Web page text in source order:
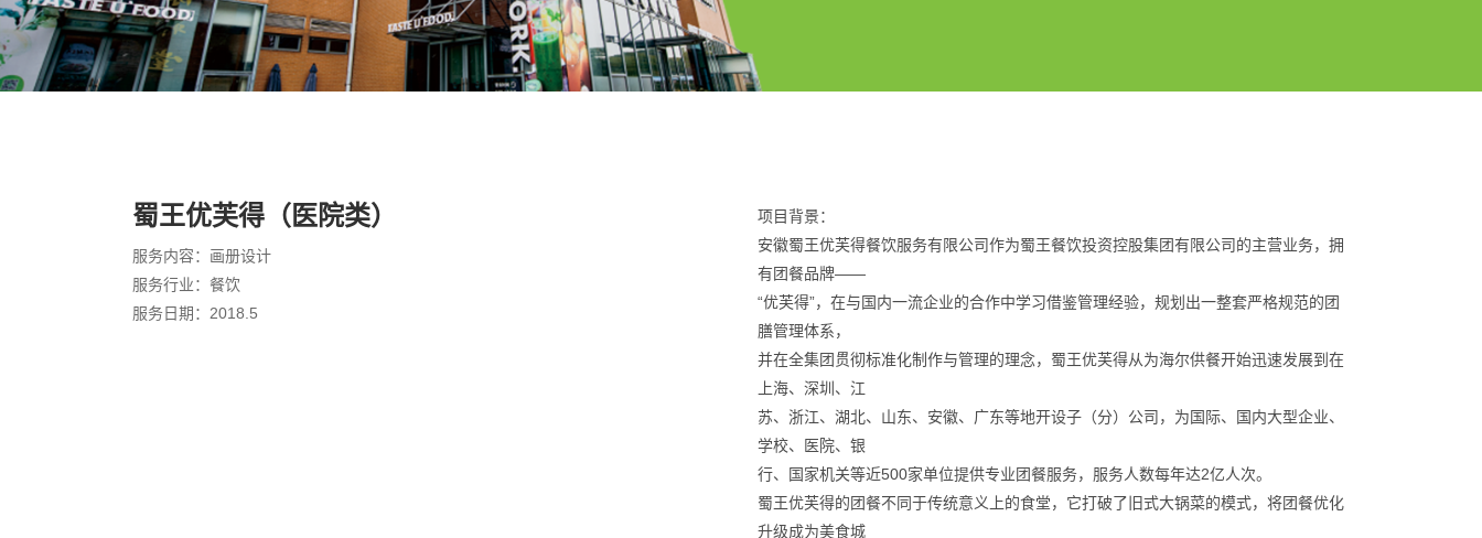
蜀王优芙得（医院类）
服务内容：画册设计
服务行业：餐饮
服务日期：2018.5
项目背景：
安徽蜀王优芙得餐饮服务有限公司作为蜀王餐饮投资控股集团有限公司的主营业务，拥
有团餐品牌——
“优芙得”，在与国内一流企业的合作中学习借鉴管理经验，规划出一整套严格规范的团
膳管理体系，
并在全集团贯彻标准化制作与管理的理念，蜀王优芙得从为海尔供餐开始迅速发展到在
上海、深圳、江
苏、浙江、湖北、山东、安徽、广东等地开设子（分）公司，为国际、国内大型企业、
学校、医院、银
行、国家机关等近500家单位提供专业团餐服务，服务人数每年达2亿人次。
蜀王优芙得的团餐不同于传统意义上的食堂，它打破了旧式大锅菜的模式，将团餐优化
升级成为美食城